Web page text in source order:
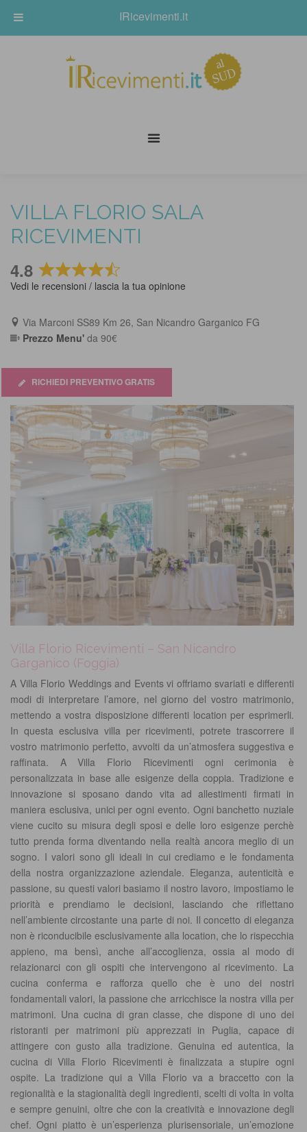
VILLA FLORIO SALA
RICEVIMENTI
4.8
Rated
4.8
of
5
Vedi le recensioni / lascia la tua opinione
Via Marconi SS89 Km 26, San Nicandro Garganico FG
Prezzo Menu' da 90€
RICHIEDI PREVENTIVO GRATIS
Villa Florio Ricevimenti – San Nicandro
Garganico (Foggia)
A Villa Florio Weddings and Events vi offriamo svariati e differenti
modi di interpretare l’amore, nel giorno del vostro matrimonio,
mettendo a vostra disposizione differenti location per esprimerli.
In questa esclusiva villa per ricevimenti, potrete trascorrere il
vostro matrimonio perfetto, avvolti da un’atmosfera suggestiva e
raffinata. A Villa Florio Ricevimenti ogni cerimonia è
personalizzata in base alle esigenze della coppia. Tradizione e
innovazione si sposano dando vita ad allestimenti firmati in
maniera esclusiva, unici per ogni evento. Ogni banchetto nuziale
viene cucito su misura degli sposi e delle loro esigenze perchè
tutto prenda forma diventando nella realtà ancora meglio di un
sogno. I valori sono gli ideali in cui crediamo e le fondamenta
della nostra organizzazione aziendale. Eleganza, autenticità e
passione, su questi valori basiamo il nostro lavoro, impostiamo le
priorità e prendiamo le decisioni, lasciando che riflettano
nell’ambiente circostante una parte di noi. Il concetto di eleganza
non è riconducibile esclusivamente alla location, che lo rispecchia
appieno, ma bensì, anche all’accoglienza, ossia al modo di
relazionarci con gli ospiti che intervengono al ricevimento. La
cucina conferma e rafforza quello che è uno dei nostri
fondamentali valori, la passione che arricchisce la nostra villa per
matrimoni. Una cucina di gran classe, che dispone di uno dei
ristoranti per matrimoni più apprezzati in Puglia, capace di
attingere con gusto alla tradizione. Genuina ed autentica, la
cucina di Villa Florio Ricevimenti è finalizzata a stupire ogni
ospite. La tradizione qui a Villa Florio va a braccetto con la
regionalità e la stagionalità degli ingredienti, scelti di volta in volta
e sempre genuini, oltre che con la creatività e innovazione degli
chef. Ogni piatto è un’esperienza plurisensoriale, un’emozione
IRicevimenti.it